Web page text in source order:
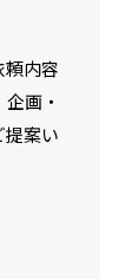
頼内容
企画・
案い